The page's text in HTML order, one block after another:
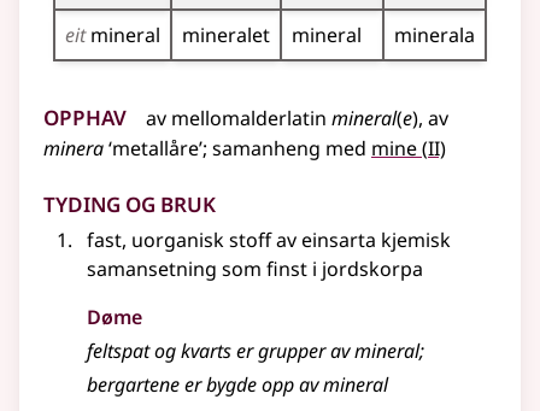
eitmineral mineralet mineral minerala
Opphav av mellomalderlatin mineral(e), av
minera‘metallåre’; samanheng med mine(2
II)
Tyding og bruk
fast, uorganisk stoff av einsarta kjemisk
samansetning som finst i jordskorpa
Døme
feltspat og kvarts er grupper av mineral;
bergartene er bygde opp av mineral